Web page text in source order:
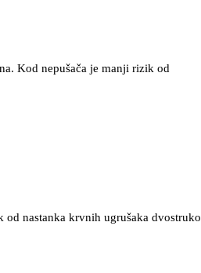
Kod nepušača je manji rizik od
od nastanka krvnih ugrušaka dvostruko